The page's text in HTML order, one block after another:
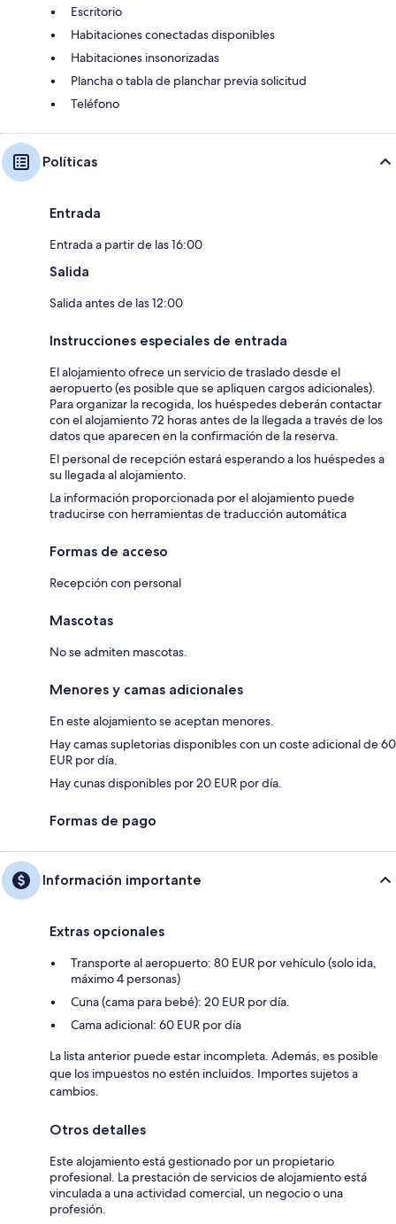
Escritorio
Habitaciones conectadas disponibles
Habitaciones insonorizadas
Plancha o tabla de planchar previa solicitud
Teléfono
Políticas
Entrada
Entrada a partir de las 16:00
Salida
Salida antes de las 12:00
Instrucciones especiales de entrada
El alojamiento ofrece un servicio de traslado desde el
aeropuerto (es posible que se apliquen cargos adicionales).
Para organizar la recogida, los huéspedes deberán contactar
con el alojamiento 72 horas antes de la llegada a través de los
datos que aparecen en la confirmación de la reserva.
El personal de recepción estará esperando a los huéspedes a
su llegada al alojamiento.
La información proporcionada por el alojamiento puede
traducirse con herramientas de traducción automática
Formas de acceso
Recepción con personal
Mascotas
No se admiten mascotas.
Menores y camas adicionales
En este alojamiento se aceptan menores.
Hay camas supletorias disponibles con un coste adicional de 60
EUR por día.
Hay cunas disponibles por 20 EUR por día.
Formas de pago
Información importante
Extras opcionales
Transporte al aeropuerto: 80 EUR por vehículo (solo ida,
máximo 4 personas)
Cuna (cama para bebé): 20 EUR por día.
Cama adicional: 60 EUR por día
La lista anterior puede estar incompleta. Además, es posible
que los impuestos no estén incluidos. Importes sujetos a
cambios.
Otros detalles
Este alojamiento está gestionado por un propietario
profesional. La prestación de servicios de alojamiento está
vinculada a una actividad comercial, un negocio o una
profesión.